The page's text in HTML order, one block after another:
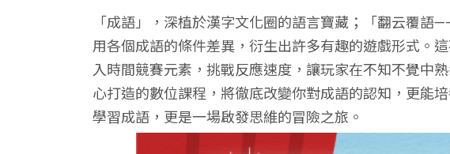
「成語」，深植於漢字文化圈的語言寶藏；「翻云覆
用各個成語的條件差異，衍生出許多有趣的遊戲形式。
入時間競賽元素，挑戰反應速度，讓玩家在不知不覺中
心打造的數位課程，將徹底改變你對成語的認知，更能
學習成語，更是一場啟發思維的冒險之旅。